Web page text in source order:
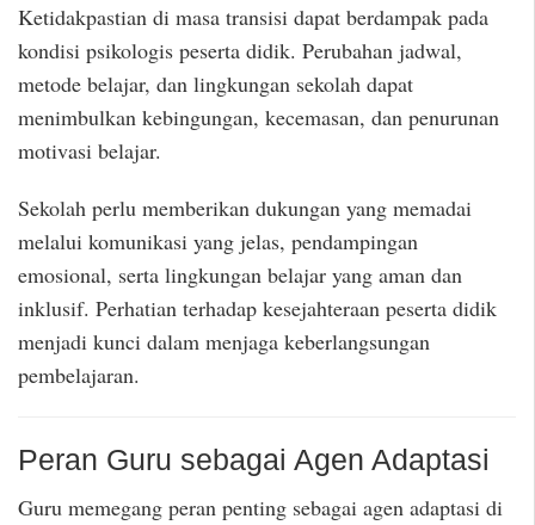
Ketidakpastian di masa transisi dapat berdampak pada
kondisi psikologis peserta didik. Perubahan jadwal,
metode belajar, dan lingkungan sekolah dapat
menimbulkan kebingungan, kecemasan, dan penurunan
motivasi belajar.
Sekolah perlu memberikan dukungan yang memadai
melalui komunikasi yang jelas, pendampingan
emosional, serta lingkungan belajar yang aman dan
inklusif. Perhatian terhadap kesejahteraan peserta didik
menjadi kunci dalam menjaga keberlangsungan
pembelajaran.
Peran Guru sebagai Agen Adaptasi
Guru memegang peran penting sebagai agen adaptasi di